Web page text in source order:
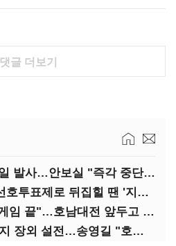
댓글 더보기
북, 단거리 탄도미사일 발사…안보실 "즉각 중단 촉구"
문제는 전대 이후…선호투표제로 뒤집힐 땐 '지지층 불복'
"1차 투표서 과반" "게임 끝"…호남대전 앞두고 '충돌'
김민석·정청래, 신천지 장외 설전…송영길 "호남 계몽 규탄"